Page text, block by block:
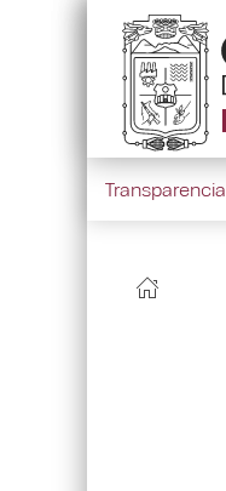
Transparencia